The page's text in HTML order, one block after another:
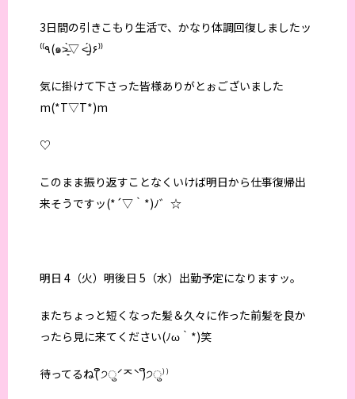
3日間の引きこもり生活で、かなり体調回復しましたッ
⁽⁽٩(๑˃̶͈̀▽ ˂̶͈́)۶⁾⁾
気に掛けて下さった皆様ありがとぉございました
m(*T▽T*)m
♡
このまま振り返すことなくいけば明日から仕事復帰出
来そうですッ(*´▽｀*)ﾉ゛☆
明日 4（火）明後日 5（水）出勤予定になりますッ。
またちょっと短くなった髪＆久々に作った前髪を良か
ったら見に来てください(ﾉω｀*)笑
待ってるね( ິ੭ुˊᄌˋ )ິ੭ु⁾⁾